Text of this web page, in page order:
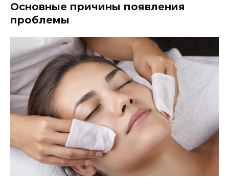
Основные причины появления
проблемы